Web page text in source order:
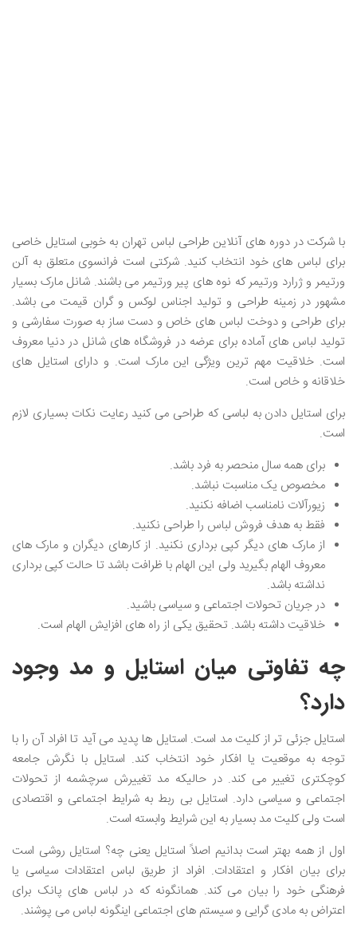
با شرکت در دوره های آنلاین طراحی لباس تهران به خوبی استایل خاصی
برای لباس های خود انتخاب کنید. شرکتی است فرانسوی متعلق به آلن
ورتیمر و ژرارد ورتیمر که نوه های پیر ورتیمر می باشند. شانل مارک بسیار
مشهور در زمینه طراحی و تولید اجناس لوکس و گران قیمت می باشد.
برای طراحی و دوخت لباس های خاص و دست ساز به صورت سفارشی و
تولید لباس های آماده برای عرضه در فروشگاه های شانل در دنیا معروف
است. خلاقیت مهم ترین ویژگی این مارک است. و دارای استایل های
خلاقانه و خاص است.
برای استایل دادن به لباسی که طراحی می کنید رعایت نکات بسیاری لازم
است.
برای همه سال منحصر به فرد باشد.
مخصوص یک مناسبت نباشد.
زیورآلات نامناسب اضافه نکنید.
فقط به هدف فروش لباس را طراحی نکنید.
از مارک های دیگر کپی برداری نکنید. از کارهای دیگران و مارک های
معروف الهام بگیرید ولی این الهام با ظرافت باشد تا حالت کپی برداری
نداشته باشد.
در جریان تحولات اجتماعی و سیاسی باشید.
خلاقیت داشته باشد. تحقیق یکی از راه های افزایش الهام است.
چه تفاوتی میان استایل و مد وجود
دارد؟
استایل جزئی تر از کلیت مد است. استایل ها پدید می آید تا افراد آن را با
توجه به موقعیت یا افکار خود انتخاب کند. استایل با نگرش جامعه
کوچکتری تغییر می کند. در حالیکه مد تغییرش سرچشمه از تحولات
اجتماعی و سیاسی دارد. استایل بی ربط به شرایط اجتماعی و اقتصادی
است ولی کلیت مد بسیار به این شرایط وابسته است.
اول از همه بهتر است بدانیم اصلاً استایل یعنی چه؟ استایل روشی است
برای بیان افکار و اعتقادات. افراد از طریق لباس اعتقادات سیاسی یا
فرهنگی خود را بیان می کند. همانگونه که در لباس های پانک برای
اعتراض به مادی گرایی و سیستم های اجتماعی اینگونه لباس می پوشند.